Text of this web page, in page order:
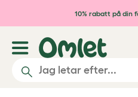
Hoppa till 10% rabatt på din